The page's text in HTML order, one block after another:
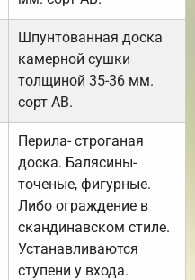
Шпунтованная доска
камерной сушки
толщиной 35-36 мм.
сорт АВ.
Перила- строганая
доска. Балясины-
точеные, фигурные.
Либо ограждение в
скандинавском стиле.
Устанавливаются
ступени у входа.